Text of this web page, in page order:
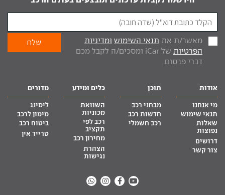
מאשר/ת את תנאי השימוש ומדיניות
הפרטיות
של iCar ומסכים/ה לקבל מכם
דברי פרסום.
אודות
מי אנחנו
תנאי שימוש
שאלות
נפוצות
דרושים
צור קשר
תוכן
מבחני רכב
חדשות רכב
רכב חשמלי
כלים ומידע
השוואת
מכוניות
רכב לפי
תקציב
מחירון רכב
הצהרת
נגישות
מדורים
ליסינג
מימון לרכב
ביטוח רכב
טרייד אין